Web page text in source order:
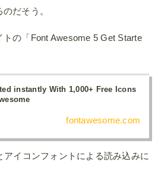
だそう。
の「Font Awesome 5 Get Starte
instantly With 1,000+ Free Icons
fontawesome.com
アイコンフォントによる読み込みに